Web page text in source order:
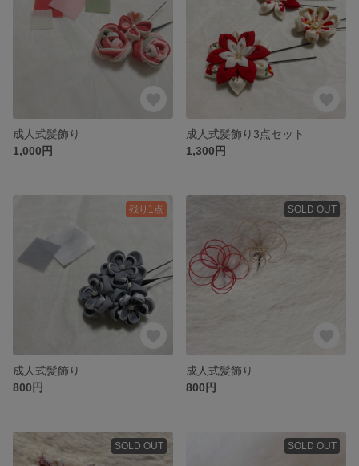
成人式髪飾り
1,000円
成人式髪飾り3点セット
1,300円
残り1点
成人式髪飾り
800円
SOLD OUT
成人式髪飾り
800円
SOLD OUT SOLD OUT